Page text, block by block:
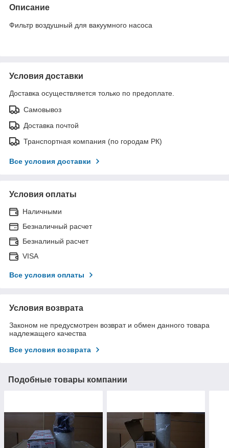
Описание
Фильтр воздушный для вакуумного насоса
Условия доставки
Доставка осуществляется только по предоплате.
Самовывоз
Доставка почтой
Транспортная компания (по городам РК)
Все условия доставки
Условия оплаты
Наличными
Безналичный расчет
Безналиный расчет
VISA
Все условия оплаты
Условия возврата
Законом не предусмотрен возврат и обмен данного товара
надлежащего качества
Все условия возврата
Подобные товары компании